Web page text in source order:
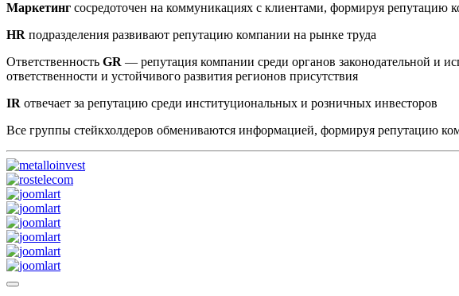
Маркетинг сосредоточен на коммуникациях с клиентами, формируя репутацию
HR подразделения развивают репутацию компании на рынке труда
Ответственность GR — репутация компании среди органов законодательной и
ответственности и устойчивого развития регионов присутствия
IR отвечает за репутацию среди институциональных и розничных инвесторов
Все группы стейкхолдеров обмениваются информацией, формируя репутацию